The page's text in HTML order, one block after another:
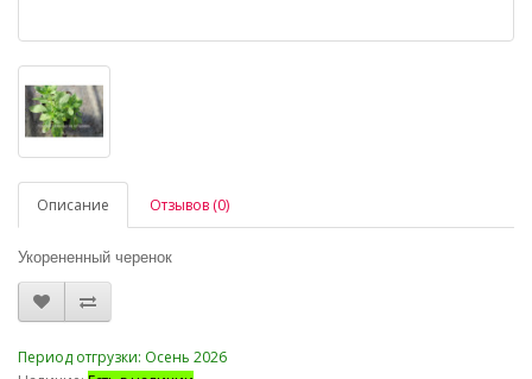
Описание Отзывов (0)
Укорененный черенок
Период отгрузки: Осень 2026